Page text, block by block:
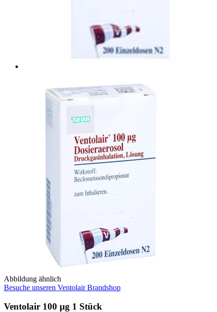
Abbildung ähnlich
Besuche unseren Ventolair Brandshop
Ventolair 100 µg 1 Stück